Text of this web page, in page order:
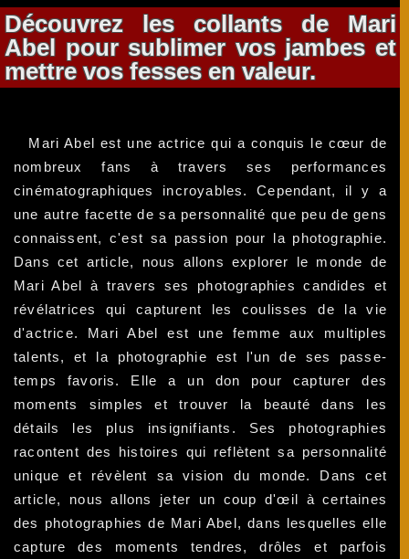
Découvrez les collants de Mari
Abel pour sublimer vos jambes et
mettre vos fesses en valeur.
Mari Abel est une actrice qui a conquis le cœur de
nombreux fans à travers ses performances
cinématographiques incroyables. Cependant, il y a
une autre facette de sa personnalité que peu de gens
connaissent, c'est sa passion pour la photographie.
Dans cet article, nous allons explorer le monde de
Mari Abel à travers ses photographies candides et
révélatrices qui capturent les coulisses de la vie
d'actrice. Mari Abel est une femme aux multiples
talents, et la photographie est l'un de ses passe-
temps favoris. Elle a un don pour capturer des
moments simples et trouver la beauté dans les
détails les plus insignifiants. Ses photographies
racontent des histoires qui reflètent sa personnalité
unique et révèlent sa vision du monde. Dans cet
article, nous allons jeter un coup d'œil à certaines
des photographies de Mari Abel, dans lesquelles elle
capture des moments tendres, drôles et parfois